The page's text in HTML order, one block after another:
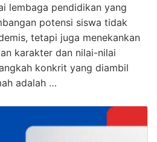
lembaga pendidikan yang
potensi siswa tidak
tetapi juga menekankan
karakter dan nilai-nilai
konkrit yang diambil
adalah …